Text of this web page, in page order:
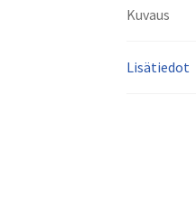
Kuvaus
Lisätiedot